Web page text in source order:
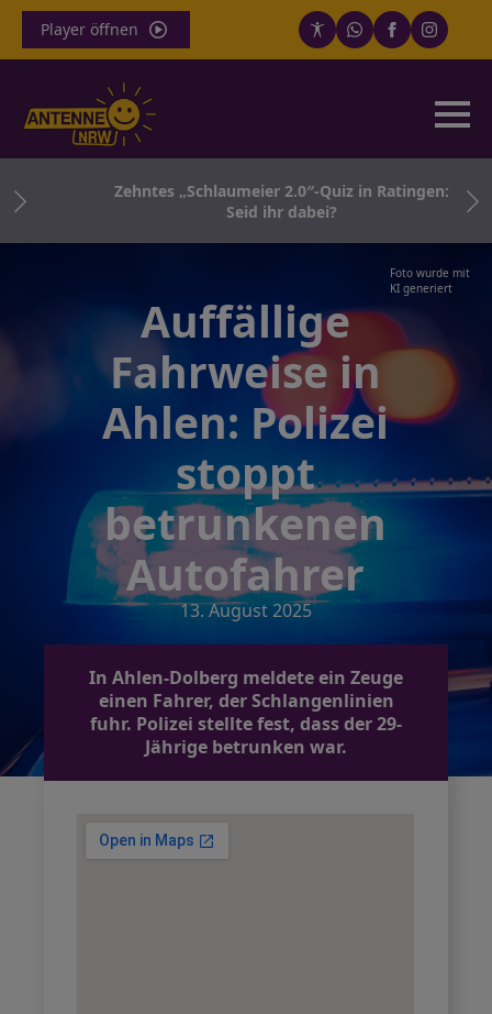
Player öffnen
Zehntes „Schlaumeier 2.0″-Quiz in Ratingen:
Seid ihr dabei?
Foto wurde mit
KI generiert
Auffällige
Fahrweise in
Ahlen: Polizei
stoppt
betrunkenen
Autofahrer
13. August 2025
In Ahlen-Dolberg meldete ein Zeuge
einen Fahrer, der Schlangenlinien
fuhr. Polizei stellte fest, dass der 29-
Jährige betrunken war.